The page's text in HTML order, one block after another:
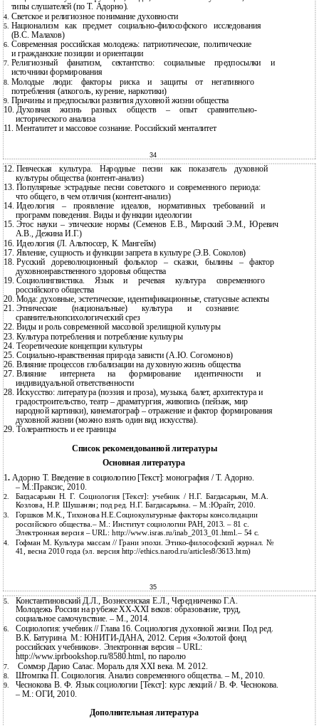
типы слушателей (по Т. Адорно).
4. Светское и религиозное понимание духовности
5. Национализм как предмет социально-философского исследования
(В.С. Малахов)
6. Современная российская молодежь: патриотические, политические
и гражданские позиции и ориентации
7. Религиозный фанатизм, сектантство: социальные предпосылки и
источники формирования
8. Молодые люди: факторы риска и защиты от негативного
потребления (алкоголь, курение, наркотики)
9. Причины и предпосылки развития духовной жизни общества
10. Духовная жизнь разных обществ – опыт сравнительно-
исторического анализа
11. Менталитет и массовое сознание. Российский менталитет
34
12. Певческая культура. Народные песни как показатель духовной
культуры общества (контент-анализ)
13. Популярные эстрадные песни советского и современного периода:
что общего, в чем отличия(контент-анализ)
14. Идеология – проявление идеалов, нормативных требований и
программ поведения. Виды и функции идеологии
15. Этос науки – этические нормы (Семенов Е.В., Мирский Э.М., Юревич
А.В., Дежина И.Г.)
16. Идеология (Л. Альтюссер, К. Мангейм)
17. Явление, сущность и функции запрета в культуре (Э.В. Соколов)
18. Русский дореволюционный фольклор – сказки, былины – фактор
духовнонравственного здоровья общества
19. Социолингвистика. Язык и речевая культура современного
российского общества
20. Мода: духовные, эстетические, идентификационные, статусные аспекты
21. Этнические (национальные) культура и сознание:
сравнительнопсихологический срез
22. Виды и роль современной массовой зрелищной культуры
23. Культура потребления и потребление культуры
24. Теоретические концепции культуры
25. Социально-нравственнаяприрода зависти (А.Ю. Согомонов)
26. Влияние процессов глобализации на духовную жизнь общества
27. Влияние интернета на формирование идентичности и
индивидуальной ответственности
28. Искусство: литература (поэзия и проза), музыка, балет, архитектура и
градостроительство, театр – драматургия, живопись (пейзаж, мир
народной картинки), кинематограф – отражение и фактор формирования
духовной жизни (можно взять один вид искусства).
29. Толерантность и ее границы
Список рекомендованной литературы
Основная литература
1.Адорно Т. Введение в социологию [Текст]: монография / Т. Адорно.
– М.:Праксис, 2010.
2.
Багдасарьян Н. Г. Социология [Текст]: учебник / Н.Г. Багдасарьян, М.А.
Козлова, Н.Р. Шушанян; под ред. Н.Г. Багдасарьяна. – М.:Юрайт, 2010.
3. Горшков М.К., Тихонова Н.Е.Социокультурные факторы консолидации
российского общества.– М.: Институт социологии РАН, 2013. – 81 с.
Электронная версия – URL: http://www.isras.ru/inab_2013_01.html.– 54 с.
4. Гофман М. Культура массам // Грани эпохи.Этико-философский журнал. №
41, весна 2010 года (эл. версия http://ethics.narod.ru/articles8/3613.htm)
35
5. Константиновский Д.Л., Вознесенская Е.Л., Чередниченко Г.А.
Молодежь России на рубежеХХ-ХХI веков: образование, труд,
социальное самочувствие. – М., 2014.
6.
Социология: учебник // Глава 16. Социология духовной жизни. Под ред.
В.К. Батурина. М.:ЮНИТИ-ДАНА, 2012. Серия «Золотой фонд
российских учебников». Электронная версия – URL:
http://www.iprbookshop.ru/8580.html, по паролю
7. Соммэр Дарио Салас. Мораль для ХХI века. М. 2012.
8. Штомпка П. Социология. Анализ современного общества. – М., 2010.
9. Чеснокова В. Ф. Язык социологии [Текст]: курс лекций / В. Ф. Чеснокова.
– М.: ОГИ, 2010.
Дополнительная литература